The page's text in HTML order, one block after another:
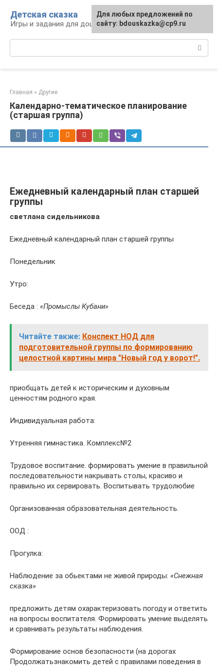
контенту
Детская сказка
Игры и задания для дошкольников
Главная » Другие
Календарно-тематическое планирование
(старшая группа)
Ежедневный календарный план старшей
группы
светлана сидельникова
Ежедневный календарный план старшей группы
Понедельник
Утро:
Беседа : «Промыслы Кубани»
Читайте также: Конспект НОД для
подготовительной группы по формированию
целостной картины мира "Новый год у ворот!".
приобщать детей к историческим и духовным
ценностям родного края.
Индивидуальная работа:
Утренняя гимнастика. Комплекс№2
Трудовое воспитание. формировать умение в правильной
последовательности накрывать столы, красиво и
правильно их сервировать. Воспитывать трудолюбие
Организованная образовательная деятельность.
ООД :
Прогулка:
Наблюдение за обьектами не живой природы: «Снежная
сказка»
предложить детям охарактеризовать погоду и ответить
на вопросы воспитателя. Формировать умение выделять
и сравнивать результаты наблюдения.
Формирование основ безопасности (на дорогах
Продолжатьзнакомить детей с правилами поведения в
Для любых предложений по
сайту: bdouskazka@cp9.ru